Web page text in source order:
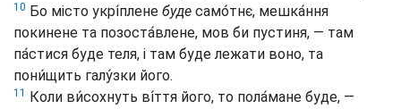
10 Бо місто укрі́плене буде само́тнє, мешка́ння
покинене та позоста́влене, мов би пустиня, — там
па́стися буде теля, і там буде лежати воно, та
пони́щить галу́зки його.
11
Коли ви́сохнуть ві́ття його, то пола́мане буде, —